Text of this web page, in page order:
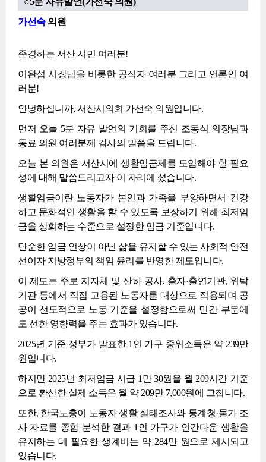
가선숙의원
존경하는 서산 시민 여러분!
이완섭 시장님을 비롯한 공직자 여러분 그리고 언론인 여
러분!
안녕하십니까, 서산시의회 가선숙 의원입니다.
먼저 오늘 5분 자유 발언의 기회를 주신 조동식 의장님과
동료 의원 여러분께 감사의 말씀을 드립니다.
오늘 본 의원은 서산시에 생활임금제를 도입해야 할 필요
성에 대해 말씀드리고자 이 자리에 섰습니다.
생활임금이란 노동자가 본인과 가족을 부양하면서 건강
하고 문화적인 생활을 할 수 있도록 보장하기 위해 최저임
금을 상회하는 수준으로 설정한 임금 기준입니다.
단순한 임금 인상이 아닌 삶을 유지할 수 있는 사회적 안전
선이자 지방정부의 책임 윤리를 반영한 제도입니다.
이 제도는 주로 지자체 및 산하 공사, 출자·출연기관, 위탁
기관 등에서 직접 고용된 노동자를 대상으로 적용되며 공
공이 선도적으로 노동 기준을 설정함으로써 민간 부문에
도 선한 영향력을 주는 효과가 있습니다.
2025년 기준 정부가 발표한 1인 가구 중위소득은 약 239만
원입니다.
하지만 2025년 최저임금 시급 1만 30원을 월 209시간 기준
으로 환산한 실제 소득은 월 약 209만 7,000원에 그칩니다.
또한, 한국노총이 노동자 생활 실태조사와 통계청·물가 조
사 자료를 종합 분석한 결과 1인 가구가 인간다운 생활을
유지하는 데 필요한 생계비는 약 284만 원으로 제시되고
있습니다.